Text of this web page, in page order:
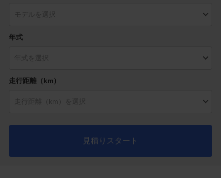
年式
走行距離（km）
見積りスタート